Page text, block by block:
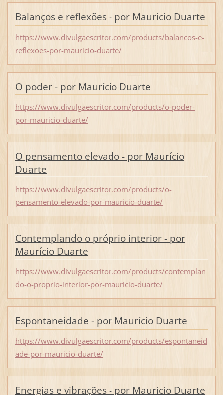
Balanços e reflexões - por Mauricio Duarte
https://www.divulgaescritor.com/products/balancos-e-
reflexoes-por-mauricio-duarte/
O poder - por Maurício Duarte
https://www.divulgaescritor.com/products/o-poder-
por-mauricio-duarte/
O pensamento elevado - por Maurício
Duarte
https://www.divulgaescritor.com/products/o-
pensamento-elevado-por-mauricio-duarte/
Contemplando o próprio interior - por
Maurício Duarte
https://www.divulgaescritor.com/products/contemplan
do-o-proprio-interior-por-mauricio-duarte/
Espontaneidade - por Maurício Duarte
https://www.divulgaescritor.com/products/espontaneid
ade-por-mauricio-duarte/
Energias e vibrações - por Mauricio Duarte